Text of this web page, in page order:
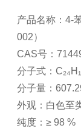
产品名称：4-
002）
CAS号：
分子式：
分子量：
外观：白色至
纯度：≥ 98 %